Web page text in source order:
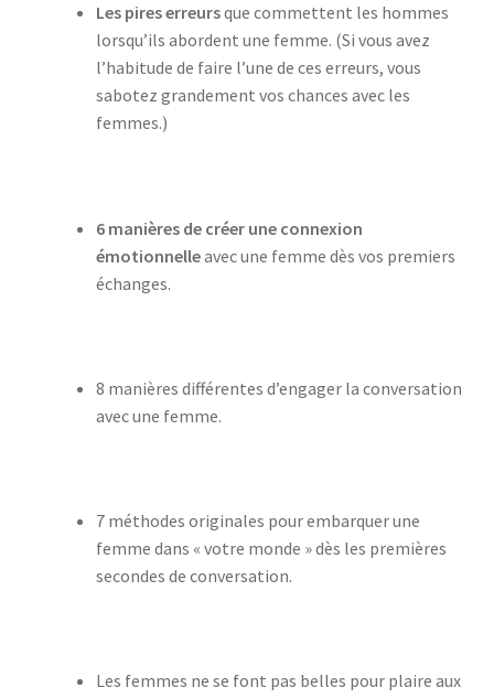
Les pires erreursque commettent les hommes
lorsqu’ils abordent une femme. (Si vous avez
l’habitude de faire l’une de ces erreurs, vous
sabotez grandement vos chances avec les
femmes.)
6 manières de créer une connexion
émotionnelleavec une femme dès vos premiers
échanges.
8 manières différentes d’engager la conversation
avec une femme.
7 méthodes originales pour embarquer une
femme dans « votre monde » dès les premières
secondes de conversation.
Les femmes ne se font pas belles pour plaire aux